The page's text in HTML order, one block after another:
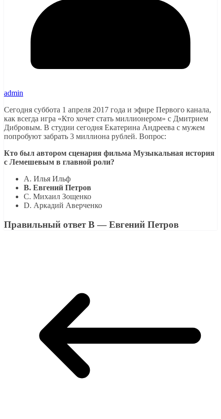
admin
Сегодня суббота 1 апреля 2017 года и эфире Первого канала,
как всегда игра «Кто хочет стать миллионером» с Дмитрием
Дибровым. В студии сегодня Екатерина Андреева с мужем
попробуют забрать 3 миллиона рублей. Вопрос:
Кто был автором сценария фильма Музыкальная история
с Лемешевым в главной роли?
A. Илья Ильф
B. Евгений Петров
C. Михаил Зощенко
D. Аркадий Аверченко
Правильный ответ В — Евгений Петров